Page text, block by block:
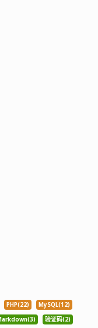
PHP(22)
MySQL(12)
验证码(2)